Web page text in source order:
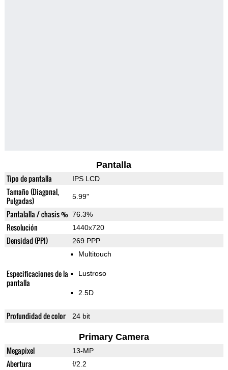
Pantalla
Tipo de pantalla IPS LCD
Tamaño (Diagonal,
Pulgadas)
5.99"
Pantalalla / chasis % 76.3%
Resolución 1440x720
Densidad (PPI) 269 PPP
Especificaciones de la
pantalla
Multitouch
Lustroso
2.5D
Profundidad de color 24 bit
Primary Camera
Megapixel 13-MP
Abertura f/2.2